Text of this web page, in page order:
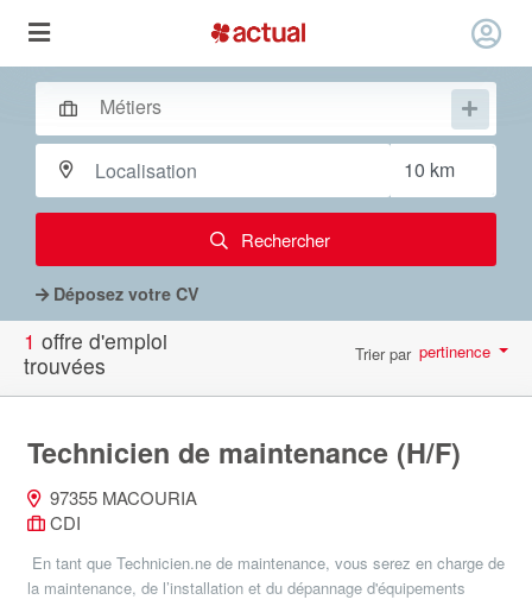
Rechercher
Déposez votre CV
1 offre d'emploi
trouvées
Trier par pertinence
Technicien de maintenance (H/F)
97355 MACOURIA
CDI
En tant que Technicien.ne de maintenance, vous serez en charge de
la maintenance, de l’installation et du dépannage d'équipements